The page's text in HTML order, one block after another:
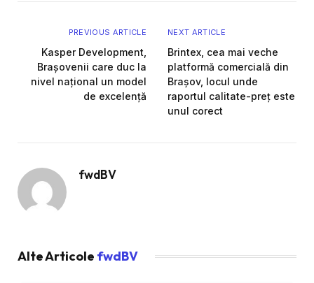
PREVIOUS ARTICLE
Kasper Development,
Brașovenii care duc la
nivel național un model
de excelență
NEXT ARTICLE
Brintex, cea mai veche
platformă comercială din
Brașov, locul unde
raportul calitate-preț este
unul corect
fwdBV
Alte Articole fwdBV